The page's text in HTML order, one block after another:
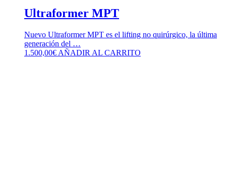
Ultraformer MPT
Nuevo Ultraformer MPT es el lifting no quirúrgico, la última
generación del …
1.500,00€ AÑADIR AL CARRITO